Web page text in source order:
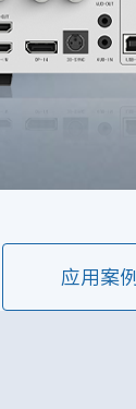
应用案例